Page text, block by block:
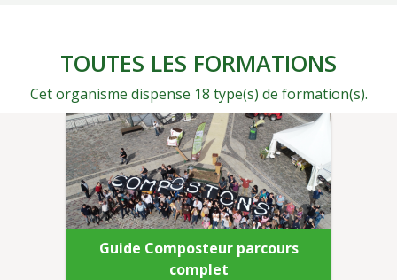
TOUTES LES FORMATIONS
Cet organisme dispense 18 type(s) de formation(s).
Guide Composteur parcours
complet